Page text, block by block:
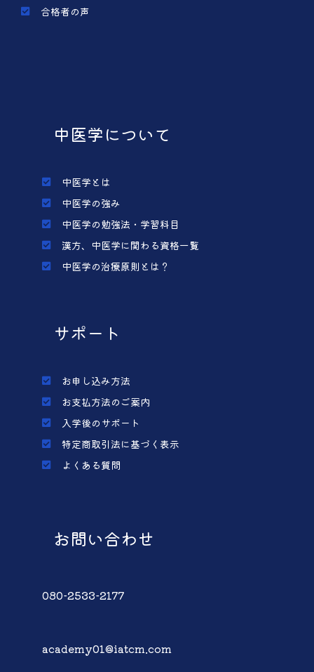
合格者の声
中医学について
中医学とは
中医学の強み
中医学の勉強法・学習科目
漢方、中医学に関わる資格一覧
中医学の治療原則とは？
サポート
お申し込み方法
お支払方法のご案内
入学後のサポート
特定商取引法に基づく表示
よくある質問
お問い合わせ
080-2533-2177
academy01@iatcm.com